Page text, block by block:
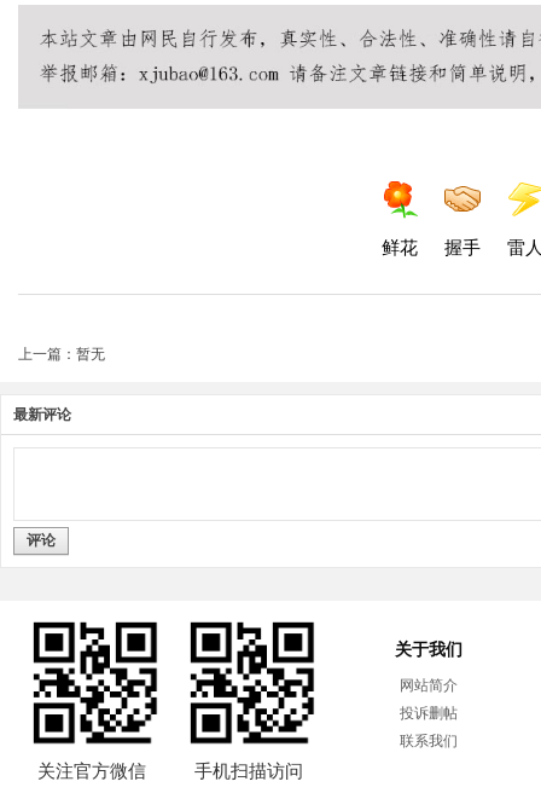
鲜花 握手 雷
上一篇：暂无
最新评论
评论
关注官方微信 手机扫描访问
关于我们
网站简介
投诉删帖
联系我们